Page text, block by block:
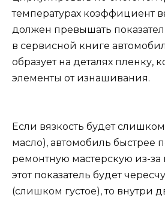
температурах коэффициент
должен превышать
в сервисной книге
образует на деталях пленку,
элементы от изнашивания.
Если вязкость будет
масло), автомобиль быстрее
ремонтную мастерскую из-за
этот показатель будет
(слишком густое), то внутри